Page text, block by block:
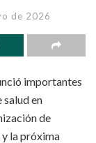
de 2026
importantes
salud en
de
la próxima